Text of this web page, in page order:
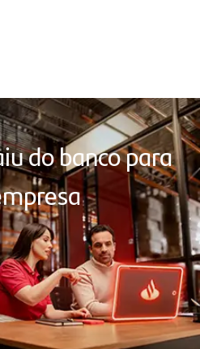
do banco para